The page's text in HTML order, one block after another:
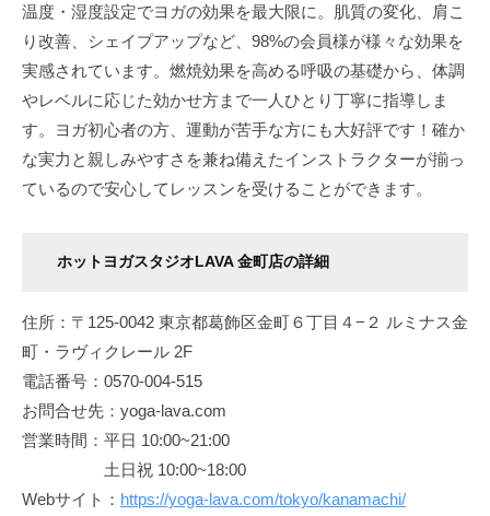
温度・湿度設定でヨガの効果を最大限に。肌質の変化、肩こ
り改善、シェイプアップなど、98%の会員様が様々な効果を
実感されています。燃焼効果を高める呼吸の基礎から、体調
やレベルに応じた効かせ方まで一人ひとり丁寧に指導しま
す。ヨガ初心者の方、運動が苦手な方にも大好評です！確か
な実力と親しみやすさを兼ね備えたインストラクターが揃っ
ているので安心してレッスンを受けることができます。
ホットヨガスタジオLAVA 金町店の詳細
住所：〒125-0042 東京都葛飾区金町６丁目４−２ ルミナス金
町・ラヴィクレール 2F
電話番号：0570-004-515
お問合せ先：yoga-lava.com
営業時間：平日 10:00~21:00
土日祝 10:00~18:00
Webサイト： https://yoga-lava.com/tokyo/kanamachi/